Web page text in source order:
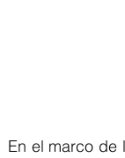
En el marco de